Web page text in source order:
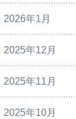
2026年1月
2025年12月
2025年11月
2025年10月